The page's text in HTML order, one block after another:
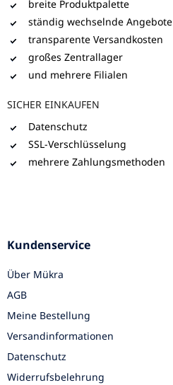
breite Produktpalette
ständig wechselnde Angebote
transparente Versandkosten
großes Zentrallager
und mehrere Filialen
SICHER EINKAUFEN
Datenschutz
SSL-Verschlüsselung
mehrere Zahlungsmethoden
Kundenservice
Über Mükra
AGB
Meine Bestellung
Versandinformationen
Datenschutz
Widerrufsbelehrung